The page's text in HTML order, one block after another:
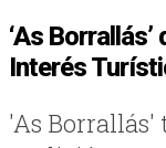
‘As
Interés
'As Borrallás'